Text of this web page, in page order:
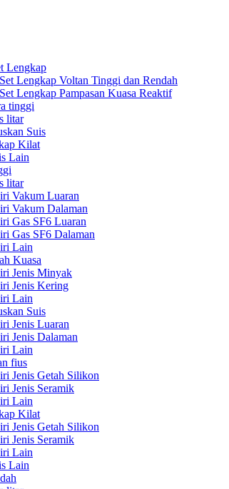
Lengkap
Lengkap Voltan Tinggi dan Rendah
Lengkap Pampasan Kuasa Reaktif
tinggi
litar
Suis
Kilat
Lain
litar
Vakum Luaran
Vakum Dalaman
Gas SF6 Luaran
Gas SF6 Dalaman
Lain
Kuasa
Jenis Minyak
Jenis Kering
Lain
Suis
Jenis Luaran
Jenis Dalaman
Lain
fius
Jenis Getah Silikon
Jenis Seramik
Lain
Kilat
Jenis Getah Silikon
Jenis Seramik
Lain
Lain